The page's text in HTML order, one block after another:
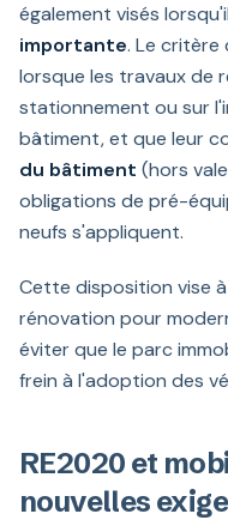
également visés
importante. Le critère
lorsque les travaux de
stationnement ou sur
bâtiment, et que leur
du bâtiment (hors
obligations de pré-
neufs s'appliquent.
Cette disposition vise
rénovation pour
éviter que le parc
frein à l'adoption des
RE2020 et
nouvelles